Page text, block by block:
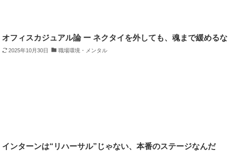
オフィスカジュアル論 ー ネクタイを外しても、魂まで緩めるな
2025年10月30日 職場環境・メンタル
インターンは“リハーサル”じゃない、本番のステージなんだ